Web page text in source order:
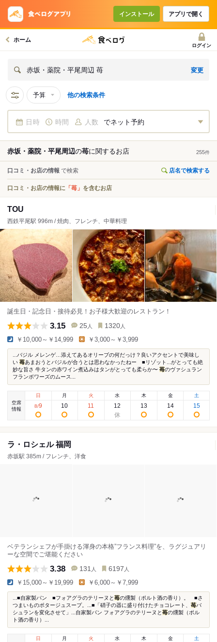
インストール アプリで開く
ホーム
ログイン
赤坂・薬院・平尾周辺 苺 変更
予算 他の検索条件
日時 時間 人数 でネット予約
赤坂・薬院・平尾周辺の苺に関するお店 255件
口コミ・お店の情報 で検索 店名で検索する
口コミ・お店の情報に 「苺」 を含むお店
TOU
西鉄平尾駅 996m / 焼肉、フレンチ、中華料理
誕生日・記念日・接待必見！お子様大歓迎のレストラン！
3.15 25 人 1320 人
￥10,000～￥14,999 ￥3,000～￥3,999
...バジル メレンゲ…添えてあるオリーブの何だっけ？良いアクセントで美味し
い 苺あまおうとバジルが合うとは思わなかったねー ■リゾット...がとっても絶
妙な旨さ 牛タンの赤ワイン煮込みはタンがとっても柔らか〜 苺のヴァシュラン
フランボワーズのムース...
空席
情報
日
8/9
月
10
火
11
水
12
木
13
金
14
土
15
ラ・ロシェル 福岡
赤坂駅 385m / フレンチ、洋食
ベテランシェフが手掛ける渾身の本格”フランス料理”を、ラグジュアリ
ーな空間でご堪能ください
3.38 131 人 6197 人
￥15,000～￥19,999 ￥6,000～￥7,999
...■自家製パン ■フォアグラのテリーヌと苺の燻製（ポルト酒の香り）。 ■さ
つまいものポタージュスープ。...■「硝子の器に盛り付けたチョコレート、 苺バ
シュランを変化させて」...自家製パン フォアグラのテリーヌと苺の燻製（ポル
ト酒の香り）...
日
月 火 水 木 金 土